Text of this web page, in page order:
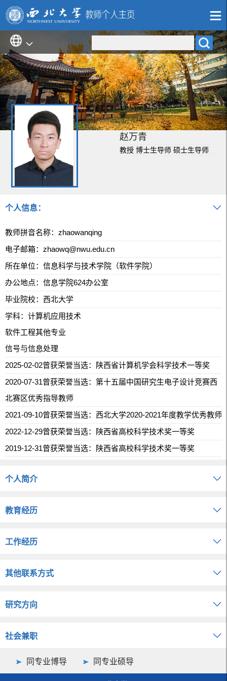
赵万青
教授 博士生导师 硕士生导师
个人信息：
教师拼音名称：zhaowanqing
电子邮箱： zhaowq@nwu.edu.cn
所在单位：信息科学与技术学院（软件学院）
办公地点：信息学院624办公室
毕业院校：西北大学
学科：计算机应用技术
软件工程其他专业
信号与信息处理
2025-02-02曾获荣誉当选：陕西省计算机学会科学技术一等奖
2020-07-31曾获荣誉当选：第十五届中国研究生电子设计竞赛西
北赛区优秀指导教师
2021-09-10曾获荣誉当选：西北大学2020-2021年度教学优秀教师
2022-12-29曾获荣誉当选：陕西省高校科学技术奖一等奖
2019-12-31曾获荣誉当选：陕西省高校科学技术奖一等奖
个人简介
教育经历
工作经历
其他联系方式
研究方向
社会兼职
同专业博导 同专业硕导